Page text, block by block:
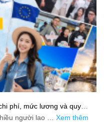
phí, mức lương và quy
người lao … Xem thêm